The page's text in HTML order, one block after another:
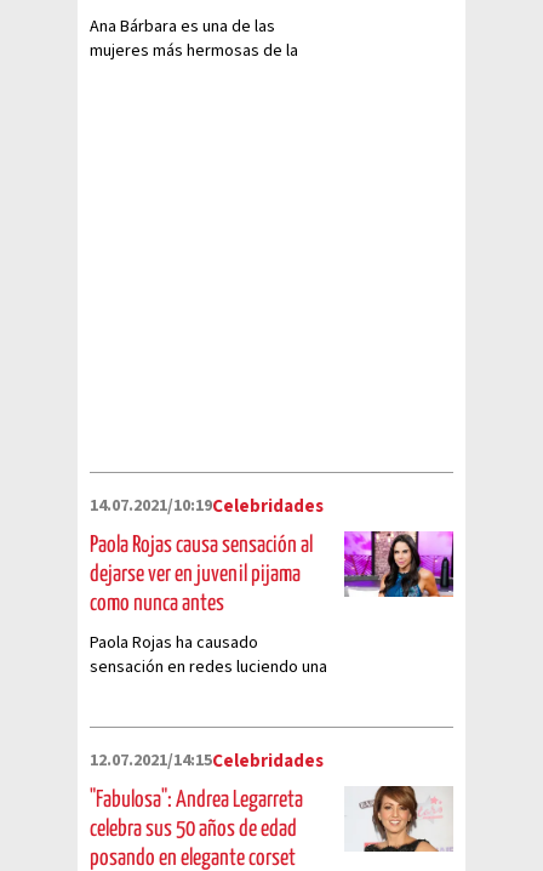
Ana Bárbara es una de las
mujeres más hermosas de la
14.07.2021/10:19Celebridades
Paola Rojas causa sensación al
dejarse ver en juvenil pijama
como nunca antes
Paola Rojas ha causado
sensación en redes luciendo una
12.07.2021/14:15Celebridades
"Fabulosa": Andrea Legarreta
celebra sus 50 años de edad
posando en elegante corset